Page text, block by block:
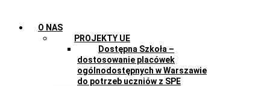
O NAS
PROJEKTY UE
Dostępna Szkoła –
dostosowanie placówek
ogólnodostępnych w Warszawie
do potrzeb uczniów z SPE